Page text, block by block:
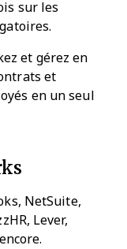
sur les
et gérez en
et
en un seul
NetSuite,
Lever,